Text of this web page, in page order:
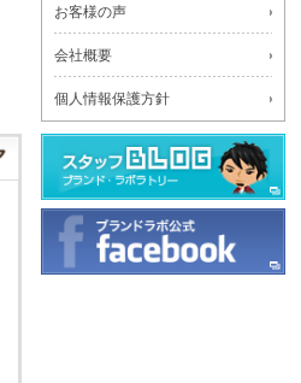
お客様の声
会社概要
個人情報保護方針